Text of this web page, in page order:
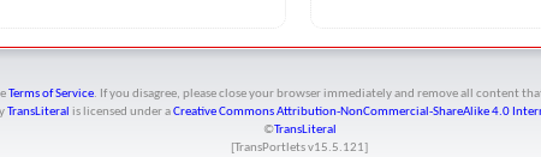
Terms of Service. If you disagree, please close your browser immediately and remove all content
TransLiteral is licensed under aCreative Commons Attribution-NonCommercial-ShareAlike 4.0
©TransLiteral
[TransPortlets v15.5.121]